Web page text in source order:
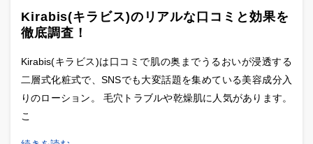
Kirabis(キラビス)のリアルな口コミと効果を
徹底調査！
Kirabis(キラビス)は口コミで肌の奥までうるおいが浸透する
二層式化粧式で、SNSでも大変話題を集めている美容成分入
りのローション。 毛穴トラブルや乾燥肌に人気があります。
こ